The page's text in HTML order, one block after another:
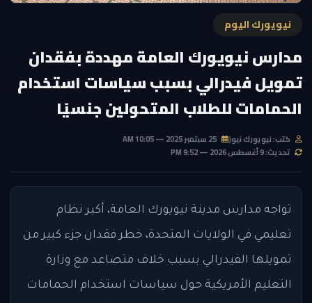
نيويورك اليوم
مدارس نيويورك العامة مهددة بفقدان
تمويل فيدرالي بسبب سياسات استخدام
الحمامات للطلاب المتحولين جنسيًا
كتب: نيويورك نيوز
تحديث: 9 أغسطس 2026 — 9:52 PM
تواجه مدارس مدينة نيويورك العامة، أكبر نظام
تعليمي في الولايات المتحدة، خطر فقدان جزء كبير من
تمويلها الفيدرالي بسبب خلاف متصاعد مع وزارة
التعليم الأمريكية حول سياسات استخدام الحمامات